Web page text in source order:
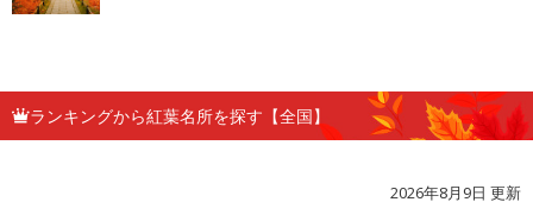
ランキングから紅葉名所を探す【全国】
2026年8月9日 更新